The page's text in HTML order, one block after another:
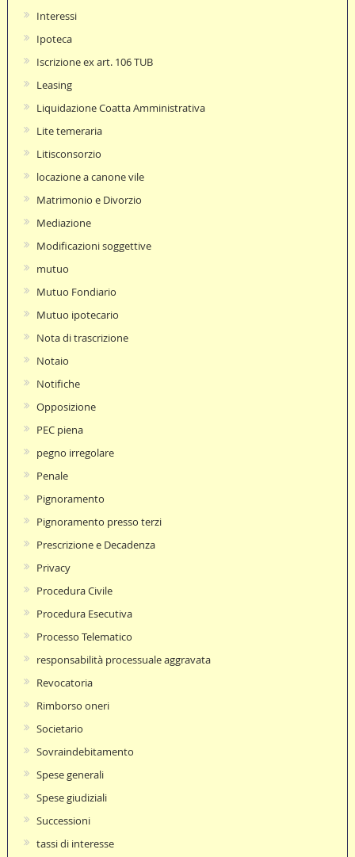
Interessi
Ipoteca
Iscrizione ex art. 106 TUB
Leasing
Liquidazione Coatta Amministrativa
Lite temeraria
Litisconsorzio
locazione a canone vile
Matrimonio e Divorzio
Mediazione
Modificazioni soggettive
mutuo
Mutuo Fondiario
Mutuo ipotecario
Nota di trascrizione
Notaio
Notifiche
Opposizione
PEC piena
pegno irregolare
Penale
Pignoramento
Pignoramento presso terzi
Prescrizione e Decadenza
Privacy
Procedura Civile
Procedura Esecutiva
Processo Telematico
responsabilità processuale aggravata
Revocatoria
Rimborso oneri
Societario
Sovraindebitamento
Spese generali
Spese giudiziali
Successioni
tassi di interesse